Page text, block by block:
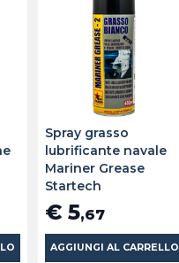
Spray grasso
lubrificante navale
Mariner Grease
Startech
€ 5,67
AGGIUNGI AL CARRELLO